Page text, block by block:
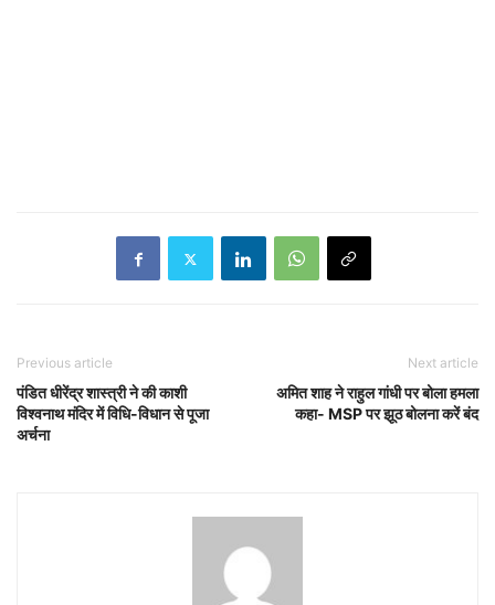
Previous article
पंडित धीरेंद्र शास्त्री ने की काशी
विश्वनाथ मंदिर में विधि-विधान से पूजा
अर्चना
Next article
अमित शाह ने राहुल गांधी पर बोला हमला
कहा- MSP पर झूठ बोलना करें बंद